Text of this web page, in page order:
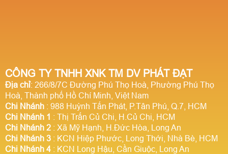
CÔNG TY TNHH XNK TM DV PHÁT ĐẠT
Địa chỉ: 266/8/7C Đường Phú Thọ Hoà, Phường Phú Thọ
Hoà, Thành phố Hồ Chí Minh, Việt Nam
Chi Nhánh : 988 Huỳnh Tấn Phát, P.Tân Phú, Q.7, HCM
Chi Nhánh 1 : Thị Trấn Củ Chi, H.Củ Chi, HCM
Chi Nhánh 2 : Xã Mỹ Hạnh, H.Đức Hòa, Long An
Chi Nhánh 3 : KCN Hiệp Phước, Long Thới, Nhà Bè, HCM
Chi Nhánh 4 : KCN Long Hậu, Cần Giuộc, Long An